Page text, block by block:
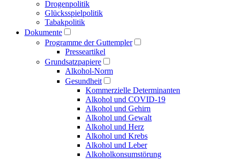
Drogenpolitik
Glücksspielpolitik
Tabakpolitik
Dokumente
Programme der Guttempler
Presse­artikel
Grundsatzpapiere
Alkohol-Norm
Gesundheit
Kommerzielle Determinanten
Alkohol und COVID-19
Alkohol und Gehirn
Alkohol und Gewalt
Alkohol und Herz
Alkohol und Krebs
Alkohol und Leber
Alkoholkonsumstörung